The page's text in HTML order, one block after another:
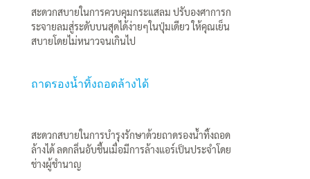
สะดวกสบายในการควบคุมกระแสลม ปรับองศาการก
ระจายลมสู่ระดับบนสุดได้ง่ายๆในปุ่มเดียว ให้คุณเย็น
สบายโดยไม่หนาวจนเกินไป
ถาดรองน้ำทิ้งถอดล้างได้
สะดวกสบายในการบำรุงรักษาด้วยถาดรองน้ำทิ้งถอด
ล้างได้ ลดกลิ่นอับชื้นเมื่อมีการล้างแอร์เป็นประจำโดย
ช่างผู้ชำนาญ